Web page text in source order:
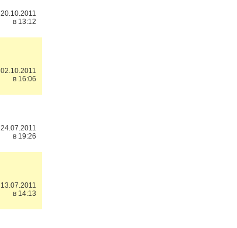
20.10.2011
в 13:12
02.10.2011
в 16:06
24.07.2011
в 19:26
13.07.2011
в 14:13